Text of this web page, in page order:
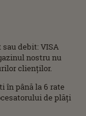
debit: VISA
nostru nu
clienților.
în până la 6 rate
de plăți